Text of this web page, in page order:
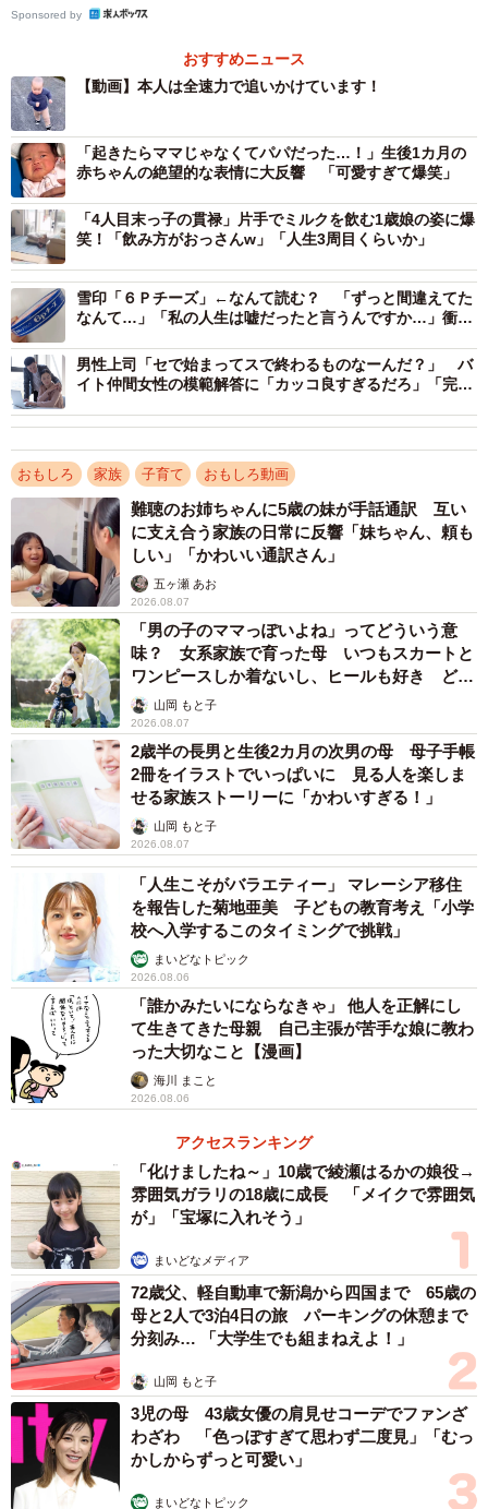
2/6
「にぃに待って〜！」懸命に兄を追いかけるせいたろう君（提供：サン
サンファミリーさん）
表情は真剣そのもの……！（提供：サンサンファミリーさん）
「ほっほっ」と荒い息で頑張って走っていたせいたろう
君、途中で「ママ〜」と両手をあげてママに助けを求めま
Sponsored by
おすすめニュース
【動画】本人は全速力で追いかけています！
「起きたらママじゃなくてパパだった…！」生後1カ月の
赤ちゃんの絶望的な表情に大反響 「可愛すぎて爆笑」
「4人目末っ子の貫禄」片手でミルクを飲む1歳娘の姿に爆
笑！「飲み方がおっさんw」「人生3周目くらいか」
雪印「６Ｐチーズ」←なんて読む？ 「ずっと間違えてた
なんて…」「私の人生は嘘だったと言うんですか…」衝撃
男性上司「セで始まってスで終わるものなーんだ？」 バ
イト仲間女性の模範解答に「カッコ良すぎるだろ」「完璧
おもしろ 家族 子育て おもしろ動画
難聴のお姉ちゃんに5歳の妹が手話通訳 互い
に支え合う家族の日常に反響「妹ちゃん、頼も
しい」「かわいい通訳さん」
五ヶ瀬 あお
2026.08.07
「男の子のママっぽいよね」ってどういう意
味？ 女系家族で育った母 いつもスカートと
ワンピースしか着ないし、ヒールも好き どの
へんが…
山岡 もと子
2026.08.07
2歳半の長男と生後2カ月の次男の母 母子手帳
2冊をイラストでいっぱいに 見る人を楽しま
せる家族ストーリーに「かわいすぎる！」
山岡 もと子
2026.08.07
「人生こそがバラエティー」 マレーシア移住
を報告した菊地亜美 子どもの教育考え「小学
校へ入学するこのタイミングで挑戦」
まいどなトピック
2026.08.06
「誰かみたいにならなきゃ」 他人を正解にし
て生きてきた母親 自己主張が苦手な娘に教わ
った大切なこと【漫画】
海川 まこと
2026.08.06
アクセスランキング
「化けましたね～」10歳で綾瀬はるかの娘役→
雰囲気ガラリの18歳に成長 「メイクで雰囲気
が」「宝塚に入れそう」
まいどなメディア
72歳父、軽自動車で新潟から四国まで 65歳の
母と2人で3泊4日の旅 パーキングの休憩まで
分刻み… 「大学生でも組まねえよ！」
山岡 もと子
3児の母 43歳女優の肩見せコーデでファンざ
わざわ 「色っぽすぎて思わず二度見」「むっ
かしからずっと可愛い」
まいどなトピック